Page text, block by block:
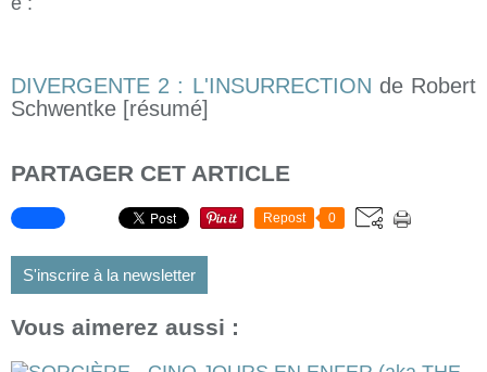
DIVERGENTE 2 : L'INSURRECTION de Robert
Schwentke [résumé]
PARTAGER CET ARTICLE
Repost 0
S'inscrire à la newsletter
Vous aimerez aussi :